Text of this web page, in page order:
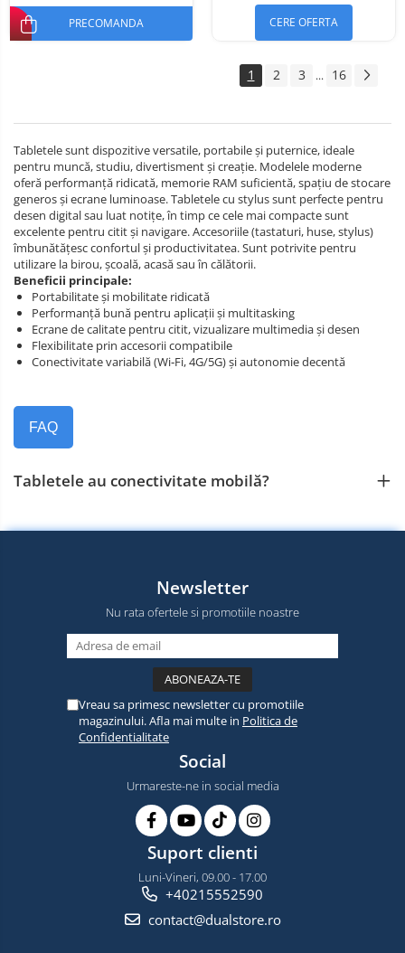
PRECOMANDA CERE OFERTA
1 2 3 ... 16
Tabletele sunt dispozitive versatile, portabile și puternice, ideale
pentru muncă, studiu, divertisment și creație. Modelele moderne
oferă performanță ridicată, memorie RAM suficientă, spațiu de stocare
generos și ecrane luminoase. Tabletele cu stylus sunt perfecte pentru
desen digital sau luat notițe, în timp ce cele mai compacte sunt
excelente pentru citit și navigare. Accesoriile (tastaturi, huse, stylus)
îmbunătățesc confortul și productivitatea. Sunt potrivite pentru
utilizare la birou, școală, acasă sau în călătorii.
Beneficii principale:
Portabilitate și mobilitate ridicată
Performanță bună pentru aplicații și multitasking
Ecrane de calitate pentru citit, vizualizare multimedia și desen
Flexibilitate prin accesorii compatibile
Conectivitate variabilă (Wi‑Fi, 4G/5G) și autonomie decentă
FAQ
Tabletele au conectivitate mobilă?
Newsletter
Nu rata ofertele si promotiile noastre
Vreau sa primesc newsletter cu promotiile
magazinului. Afla mai multe in Politica de
Confidentialitate
Social
Urmareste-ne in social media
Suport clienti
Luni-Vineri, 09.00 - 17.00
+40215552590
contact@dualstore.ro